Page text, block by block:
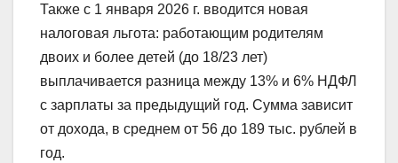
Также с 1 января 2026 г. вводится новая
налоговая льгота: работающим родителям
двоих и более детей (до 18/23 лет)
выплачивается разница между 13% и 6% НДФЛ
с зарплаты за предыдущий год. Сумма зависит
от дохода, в среднем от 56 до 189 тыс. рублей в
год.